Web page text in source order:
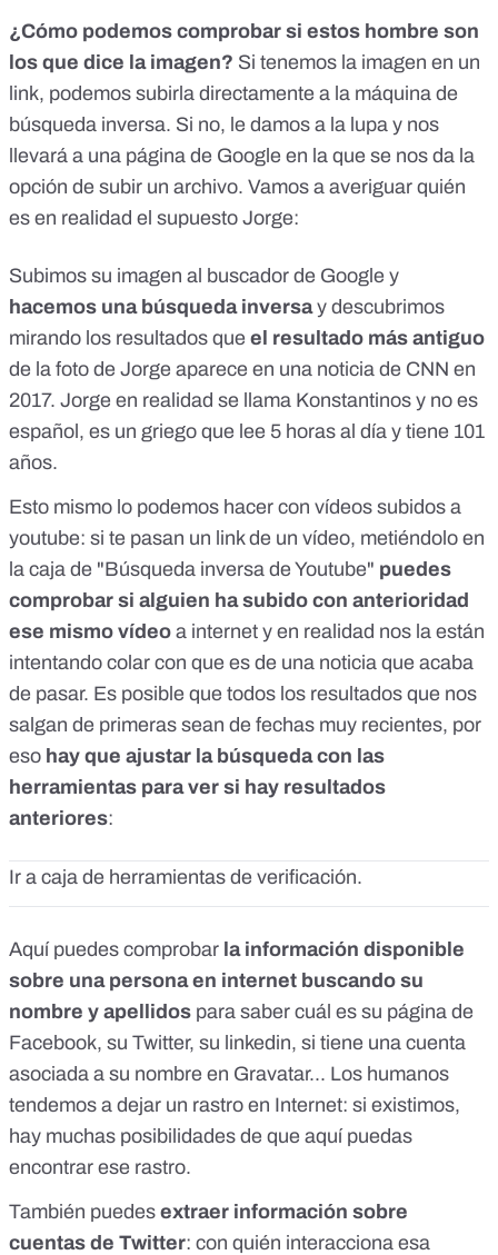
¿Cómo podemos comprobar si estos hombre son
los que dice la imagen? Si tenemos la imagen en un
link, podemos subirla directamente a la máquina de
búsqueda inversa. Si no, le damos a la lupa y nos
llevará a una página de Google en la que se nos da la
opción de subir un archivo. Vamos a averiguar quién
es en realidad el supuesto Jorge:
Subimos su imagen al buscador de Google y
hacemos una búsqueda inversay descubrimos
mirando los resultados que el resultado más antiguo
de la foto de Jorge aparece en una noticia de CNN en
2017. Jorge en realidad se llama Konstantinos y no es
español, es un griego que lee 5 horas al día y tiene 101
años.
Esto mismo lo podemos hacer con vídeos subidos a
youtube: si te pasan un link de un vídeo, metiéndolo en
la caja de "Búsqueda inversa de Youtube" puedes
comprobar si alguien ha subido con anterioridad
ese mismo vídeo a internet y en realidad nos la están
intentando colar con que es de una noticia que acaba
de pasar. Es posible que todos los resultados que nos
salgan de primeras sean de fechas muy recientes, por
eso hay que ajustar la búsqueda con las
herramientas para ver si hay resultados
anteriores:
Ir a caja de herramientas de verificación.
Aquí puedes comprobar la información disponible
sobre una persona en internet buscando su
nombre y apellidos para saber cuál es su página de
Facebook, su Twitter, su linkedin, si tiene una cuenta
asociada a su nombre en Gravatar... Los humanos
tendemos a dejar un rastro en Internet: si existimos,
hay muchas posibilidades de que aquí puedas
encontrar ese rastro.
También puedes extraer información sobre
cuentas de Twitter: con quién interacciona esa